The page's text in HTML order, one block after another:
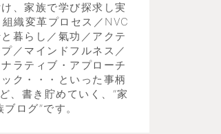
、家族で学び探求し実
織変革プロセス／NVC
暮らし／氣功／アクテ
／マインドフルネス／
ラティブ・アプローチ
ク・・・といった事柄
、書き貯めていく、“家
ブログ”です。